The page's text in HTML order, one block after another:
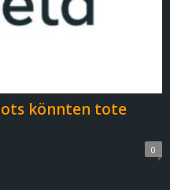
könnten tote
0